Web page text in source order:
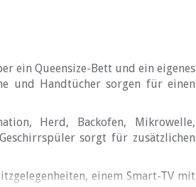
ein Queensize-Bett und ein eigenes
und Handtücher sorgen für einen
Herd, Backofen, Mikrowelle,
sorgt für zusätzlichen
einem Smart-TV mit